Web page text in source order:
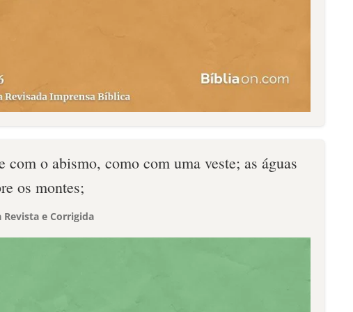
com o abismo, como com uma veste; as águas
os montes;
Revista e Corrigida